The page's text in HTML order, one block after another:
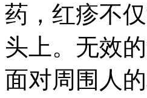
药，红疹不
头上。无效
面对周围人